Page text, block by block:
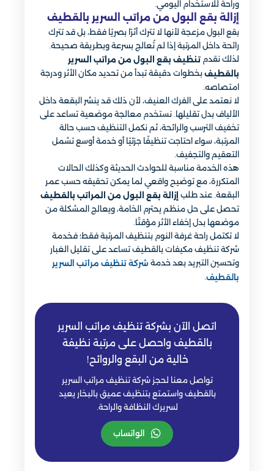
وراحة للاستخدام اليومي.
إزالة بقع البول من مراتب السرير بالقطيف
بقع البول مزعجة لأنها لا تترك أثرًا بصريًا فقط، بل قد تترك
رائحة داخل المرتبة إذا لم تُعالج بسرعة وبطريقة صحيحة.
لذلك نقدم تنظيف بقع البول من مراتب السرير
بالقطيف بخطوات دقيقة تبدأ من تحديد مكان الأثر ودرجة
امتصاصه.
لا نعتمد على الفرك العنيف، لأن ذلك قد ينشر البقعة داخل
الألياف بدل تقليلها. نستخدم معالجة موضعية تساعد على
تخفيف الترسب والرائحة، ثم نكمل التنظيف حسب حالة
المرتبة، سواء احتاجت تنظيفًا جزئيًا أو خدمة أوسع تشمل
التعقيم والتجفيف.
هذه الخدمة مناسبة للحوادث الحديثة وكذلك الحالات
المتكررة، مع توضيح واقعي لما يمكن تحقيقه حسب عمر
البقعة. عند طلب إزالة بقع البول من المراتب بالقطيف
تحصل على حل منظم يحترم الخامة، ويعالج المشكلة من
موضعها بدل إخفاء الأثر مؤقتًا.
لا تكتمل راحة غرفة النوم بتنظيف المرتبة فقط؛ فخدمة
شركة تنظيف مكيفات بالقطيف تساعد على تقليل الغبار
وتحسين التبريد بعد خدمة شركة تنظيف مراتب السرير
بالقطيف
اتصل الآن بشركة تنظيف مراتب السرير
بالقطيف واحصل على مرتبة نظيفة
خالية من البقع والروائح!
تواصل معنا لحجز شركة تنظيف مراتب السرير
بالقطيف واستمتع بتنظيف عميق بالبخار يعيد
لسريرك النظافة والراحة.
الواتساب